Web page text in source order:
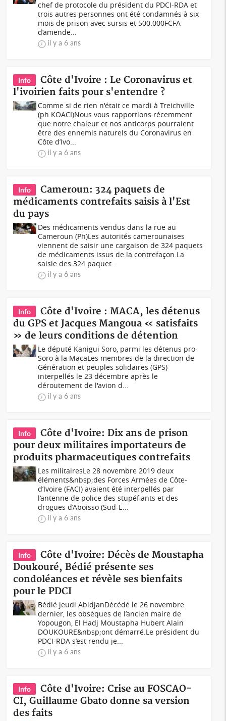
chef de protocole du président du PDCI-RDA et
trois autres personnes ont été condamnés à six
mois de prison avec sursis et 500.000FCFA
d’amende...
il y a 6 ans
Info
Côte d'Ivoire : Le Coronavirus et
l'ivoirien faits pour s'entendre ?
Comme si de rien n'était ce mardi à Treichville
(ph KOACI)Nous vous rapportions récemment
que notre chaleur et nos anticorps pourraient
être des ennemis naturels du Coronavirus en
Côte d’Ivo...
il y a 6 ans
Info
Cameroun: 324 paquets de
médicaments contrefaits saisis à l'Est
du pays
Des médicaments vendus dans la rue au
Cameroun (Ph)Les autorités camerounaises
viennent de saisir une cargaison de 324 paquets
de médicaments issus de la contrefaçon.La
saisie des 324 paquet...
il y a 6 ans
Info
Côte d'Ivoire : MACA, les détenus
du GPS et Jacques Mangoua « satisfaits
» de leurs conditions de détention
Le député Kanigui Soro, parmi les détenus pro-
Soro à la MacaLes membres de la direction de
Génération et peuples solidaires (GPS)
interpellés le 23 décembre après le
déroutement de l'avion d...
il y a 6 ans
Info
Côte d'Ivoire: Dix ans de prison
pour deux militaires importateurs de
produits pharmaceutiques contrefaits
Les militairesLe 28 novembre 2019 deux
éléments&nbsp;des Forces Armées de Côte-
d’Ivoire (FACI) avaient été interpellés par
l’antenne de police des stupéfiants et des
drogues d’Aboisso (Sud-E...
il y a 6 ans
Info
Côte d'Ivoire: Décès de Moustapha
Doukouré, Bédié présente ses
condoléances et révèle ses bienfaits
pour le PDCI
Bédié jeudi AbidjanDécédé le 26 novembre
dernier, les obsèques de l’ancien maire de
Yopougon, El Hadj Moustapha Hubert Alain
DOUKOURE&nbsp;ont démarré.Le président du
PDCI-RDA s’est rendu je...
il y a 6 ans
Info
Côte d'Ivoire: Crise au FOSCAO-
CI, Guillaume Gbato donne sa version
des faits